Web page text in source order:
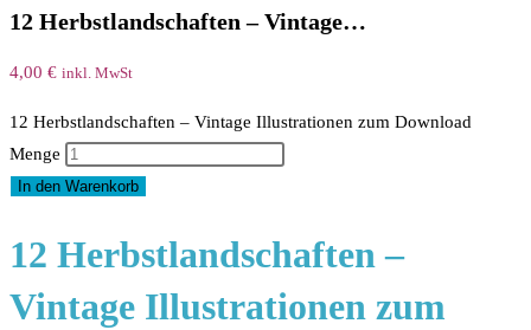
12 Herbstlandschaften – Vintage…
4,00 € inkl. MwSt
12 Herbstlandschaften – Vintage Illustrationen zum Download
Menge
In den Warenkorb
12 Herbstlandschaften –
Vintage Illustrationen zum